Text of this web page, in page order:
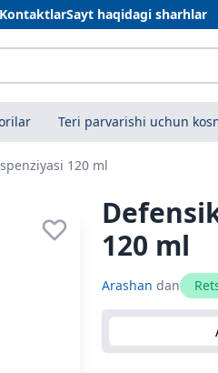
KontaktlarSayt haqidagi sharhlar
Teri parvarishi uchun
120 ml
120 ml
Arashan dan